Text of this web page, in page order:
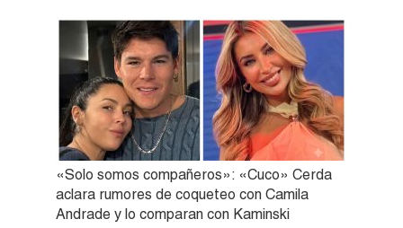
«Solo somos compañeros»: «Cuco» Cerda
aclara rumores de coqueteo con Camila
Andrade y lo comparan con Kaminski